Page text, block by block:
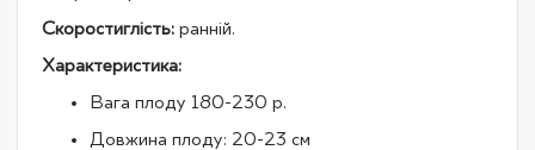
Скоростиглість: ранній.
Характеристика:
Вага плоду 180-230 р.
Довжина плоду: 20-23 см